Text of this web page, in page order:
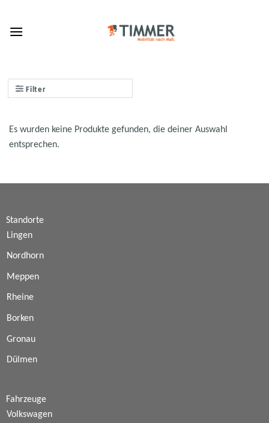
content
Filter
Es wurden keine Produkte gefunden, die deiner Auswahl
entsprechen.
Standorte
Lingen
Nordhorn
Meppen
Rheine
Borken
Gronau
Dülmen
Fahrzeuge
Volkswagen